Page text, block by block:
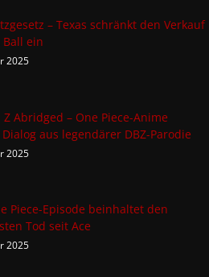
– Texas schränkt den Verkauf
Ball ein
2025
Abridged – One Piece-Anime
aus legendärer DBZ-Parodie
2025
Piece-Episode beinhaltet den
Tod seit Ace
2025